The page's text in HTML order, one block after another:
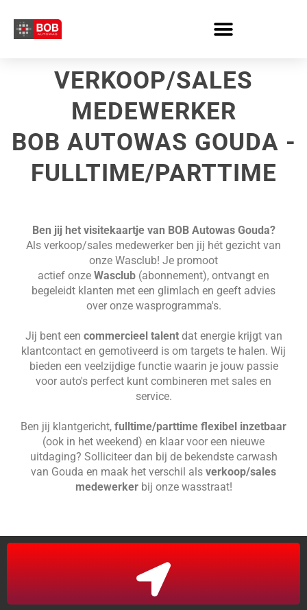
content
VERKOOP/SALES
MEDEWERKER
BOB AUTOWAS GOUDA -
FULLTIME/PARTTIME
Ben jij het visitekaartje van BOB Autowas Gouda?
Als verkoop/sales medewerker ben jij hét gezicht van
onze Wasclub! Je promoot
actief onze Wasclub (abonnement), ontvangt en
begeleidt klanten met een glimlach en geeft advies
over onze wasprogramma's.
Jij bent een commercieel talent dat energie krijgt van
klantcontact en gemotiveerd is om targets te halen. Wij
bieden een veelzijdige functie waarin je jouw passie
voor auto's perfect kunt combineren met sales en
service.
Ben jij klantgericht, fulltime/parttime flexibel inzetbaar
(ook in het weekend) en klaar voor een nieuwe
uitdaging? Solliciteer dan bij de bekendste carwash
van Gouda en maak het verschil als verkoop/sales
medewerker bij onze wasstraat!
Gouda